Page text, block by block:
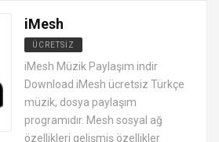
iMesh
ÜCRETSIZ
DOSYA TRANSFER PROGRAMLARI
iMesh Müzik Paylaşım indir
Download iMesh ücretsiz Türkçe
müzik, dosya paylaşım
programıdır. Mesh sosyal ağ
özellikleri gelişmiş özellikler